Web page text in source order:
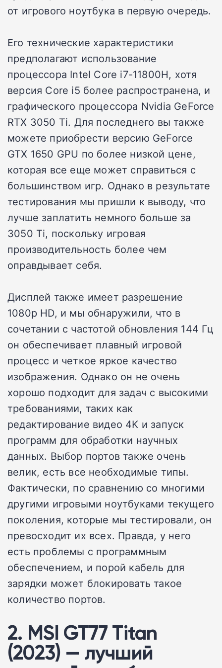
от игрового ноутбука в первую очередь.
Его технические характеристики
предполагают использование
процессора Intel Core i7-11800H, хотя
версия Core i5 более распространена, и
графического процессора Nvidia GeForce
RTX 3050 Ti. Для последнего вы также
можете приобрести версию GeForce
GTX 1650 GPU по более низкой цене,
которая все еще может справиться с
большинством игр. Однако в результате
тестирования мы пришли к выводу, что
лучше заплатить немного больше за
3050 Ti, поскольку игровая
производительность более чем
оправдывает себя.
Дисплей также имеет разрешение
1080p HD, и мы обнаружили, что в
сочетании с частотой обновления 144 Гц
он обеспечивает плавный игровой
процесс и четкое яркое качество
изображения. Однако он не очень
хорошо подходит для задач с высокими
требованиями, таких как
редактирование видео 4K и запуск
программ для обработки научных
данных. Выбор портов также очень
велик, есть все необходимые типы.
Фактически, по сравнению со многими
другими игровыми ноутбуками текущего
поколения, которые мы тестировали, он
превосходит их всех. Правда, у него
есть проблемы с программным
обеспечением, и порой кабель для
зарядки может блокировать такое
количество портов.
2. MSI GT77 Titan
(2023) — лучший